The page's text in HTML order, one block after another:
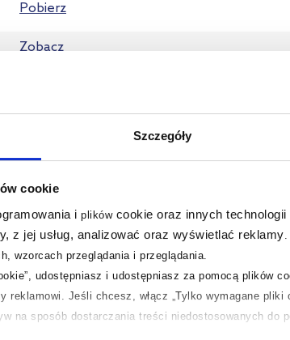
Szczegóły
cookie
i plikówcookie oraz innych technologii
z jej usług, analizować oraz wyświetlać reklamy
wzorcach przeglądania i przeglądania.
udostępniasz i udostępniasz za pomocą plików
reklamowi. Jeśli chcesz, włącz „Tylko wymagane pliki
na sposób dostarczania treści niedostosowanych do
Pobierz
Zobacz